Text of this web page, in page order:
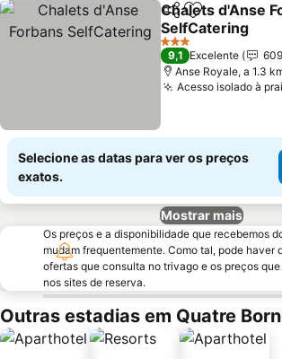
PartilharAdicionar
Chalets d'Anse
SelfCatering
Ver preços
3 Estrelas
9,1 Excelente
Anse Royale, a 1.3
Acesso isolado à
Selecione as datas para ver os preços
exatos.
Mostrar mais
Os preços e a disponibilidade que recebemos
mudam frequentemente. Como tal, pode haver
ofertas que consulta no trivago e os preços
nos sites de reserva.
Outras estadias em Quatre